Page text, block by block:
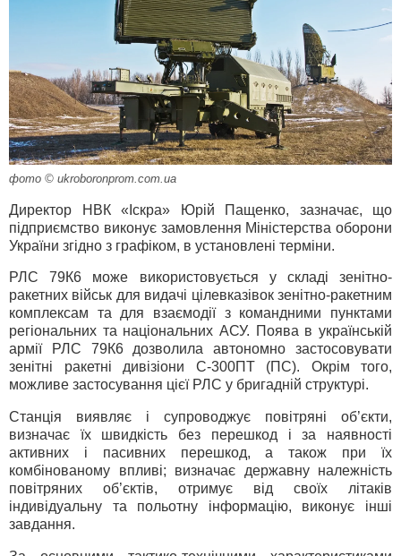
фото © ukroboronprom.com.ua
Директор НВК «Іскра» Юрій Пащенко, зазначає, що
підприємство виконує замовлення Міністерства оборони
України згідно з графіком, в установлені терміни.
РЛС 79К6 може використовується у складі зенітно-
ракетних військ для видачі цілевказівок зенітно-ракетним
комплексам та для взаємодії з командними пунктами
регіональних та національних АСУ. Поява в українській
армії РЛС 79К6 дозволила автономно застосовувати
зенітні ракетні дивізіони С-300ПТ (ПС). Окрім того,
можливе застосування цієї РЛС у бригадній структурі.
Станція виявляє і супроводжує повітряні об’єкти,
визначає їх швидкість без перешкод і за наявності
активних і пасивних перешкод, а також при їх
комбінованому впливі; визначає державну належність
повітряних об’єктів, отримує від своїх літаків
індивідуальну та польотну інформацію, виконує інші
завдання.